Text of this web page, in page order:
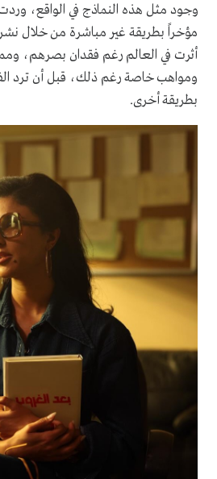
وجود مثل هذه النماذج في الواقع،
مؤخراً بطريقة غير مباشرة من خلال
أثرت في العالم رغم فقدان بصرهم،
ومواهب خاصة رغم ذلك، قبل أن ترد
بطريقة أخرى.